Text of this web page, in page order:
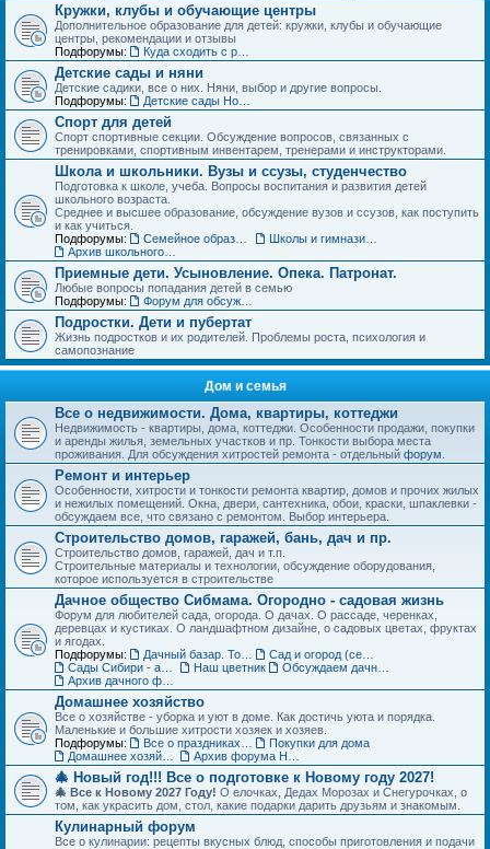
Кружки, клубы и обучающие центры
Дополнительное образование для детей: кружки, клубы и обучающие
центры, рекомендации и отзывы
Подфорумы:
Детские сады и няни
Детские садики, все о них. Няни, выбор и другие вопросы.
Подфорумы:
Спорт для детей
Спорт спортивные секции. Обсуждение вопросов, связанных с
тренировками, спортивным инвентарем, тренерами и инструкторами.
Школа и школьники. Вузы и ссузы, студенчество
Подготовка к школе, учеба. Вопросы воспитания и развития детей
школьного возраста.
Среднее и высшее образование, обсуждение вузов и ссузов, как поступить
и как учиться.
Подфорумы:
Приемные дети. Усыновление. Опека. Патронат.
Любые вопросы попадания детей в семью
Подфорумы:
Подростки. Дети и пубертат
Жизнь подростков и их родителей. Проблемы роста, психология и
самопознание
Дом и семья
Все о недвижимости. Дома, квартиры, коттеджи
Недвижимость - квартиры, дома, коттеджи. Особенности продажи, покупки
и аренды жилья, земельных участков и пр. Тонкости выбора места
проживания. Для обсуждения хитростей ремонта - отдельный форум
Ремонт и интерьер
Особенности, хитрости и тонкости ремонта квартир, домов и прочих жилых
и нежилых помещений. Окна, двери, сантехника, обои, краски, шпаклевки -
обсуждаем все, что связано с ремонтом. Выбор интерьера.
Строительство домов, гаражей, бань, дач и пр.
Строительство домов, гаражей, дач и т.п.
Строительные материалы и технологии, обсуждение оборудования,
которое используется в строительстве
Дачное общество Сибмама. Огородно - садовая жизнь
Форум для любителей сада, огорода. О дачах. О рассаде, черенках,
деревцах и кустиках. О ландшафтном дизайне, о садовых цветах, фруктах
и ягодах.
Подфорумы:
Наш цветник
Домашнее хозяйство
Все о хозяйстве - уборка и уют в доме. Как достичь уюта и порядка.
Маленькие и большие хитрости хозяек и хозяев.
Подфорумы:
Покупки для дома
🎄 Новый год!!! Все о подготовке к Новому году 2027!
🎄 Все к Новому 2027 Году! О елочках, Дедах Морозах и Снегурочках, о
том, как украсить дом, стол, какие подарки дарить друзьям и знакомым.
Кулинарный форум
Все о кулинарии: рецепты вкусных блюд, способы приготовления и подачи